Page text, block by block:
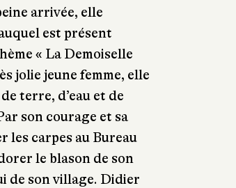
arrivée, elle
est présent
« La Demoiselle
jolie jeune femme, elle
terre, d’eau et de
son courage et sa
carpes au Bureau
le blason de son
de son village. Didier